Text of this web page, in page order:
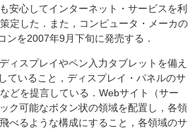
心してインターネット・サービスを利
定した．また，コンピュータ・メーカの
ンを2007年9月下旬に発売する．
スプレイやペン入力タブレットを備え
ていること，ディスプレイ・パネルのサ
どを提言している．Webサイト（サー
ク可能なボタン状の領域を配置し，各領
べるような構成にすること，各領域のサ